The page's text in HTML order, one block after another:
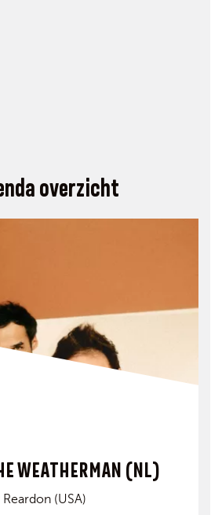
overzicht
WEATHERMAN (NL)
(USA)